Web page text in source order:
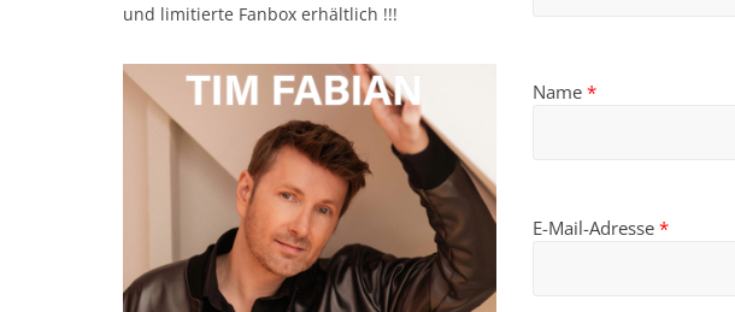
Name *
E-Mail-Adresse *
und limitierte Fanbox erhältlich !!!